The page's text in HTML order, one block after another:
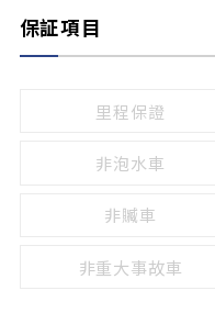
無
頭燈光源
保証項目
里程保證
非泡水車
非贓車
非重大事故車